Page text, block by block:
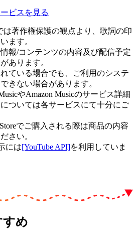
ビスを見る
は著作権保護の観点より、歌詞の印
ます。
報/コンテンツの内容及び配信予定
あります。
ている場合でも、ご利用のシステ
きない場合があります。
やAmazon Musicのサービス詳細
ついては各サービスにて十分にご
でご購入される際は商品の内容
さい。
には[YouTube API]を利用していま
すめ